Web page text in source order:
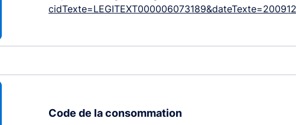
Code de la consommation